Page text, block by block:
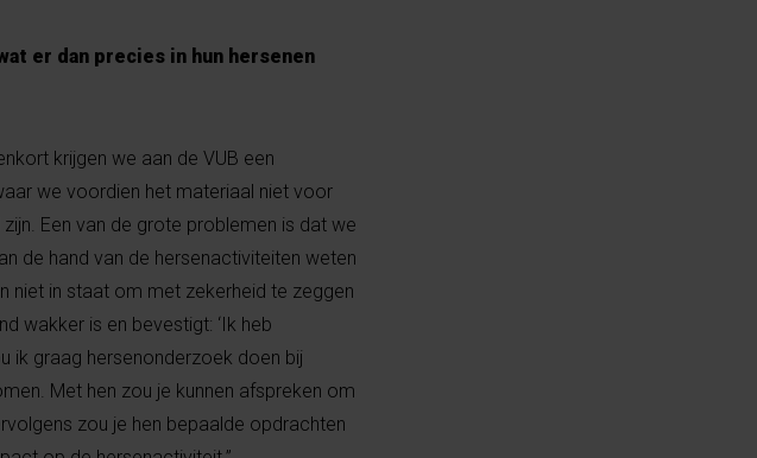
er dan precies in hun hersenen
krijgen we aan de VUB een
we voordien het materiaal niet voor
Een van de grote problemen is dat we
de hand van de hersenactiviteiten weten
niet in staat om met zekerheid te zeggen
wakker is en bevestigt: ‘Ik heb
ik graag hersenonderzoek doen bij
Met hen zou je kunnen afspreken om
zou je hen bepaalde opdrachten